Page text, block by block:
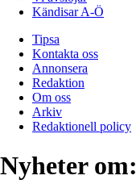
Kändisar A-Ö
Tipsa
Kontakta oss
Annonsera
Redaktion
Om oss
Arkiv
Redaktionell policy
Nyheter om: